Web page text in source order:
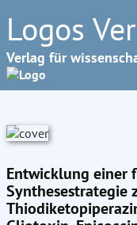
Logos
Verlag für
Entwicklung einer
Synthesestrategie